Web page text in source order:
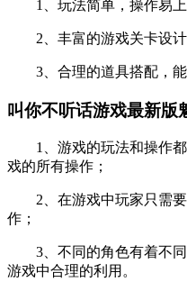
1、玩法简单，操作易上
2、丰富的游戏关卡设计
3、合理的道具搭配，能
叫你不听话游戏最新版
1、游戏的玩法和操作都
戏的所有操作；
2、在游戏中玩家只需要
作；
3、不同的角色有着不同
游戏中合理的利用。